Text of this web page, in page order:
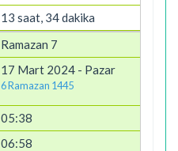
13 saat, 34 dakika
Ramazan 7
17 Mart 2024 - Pazar
6 Ramazan 1445
05:38
06:58